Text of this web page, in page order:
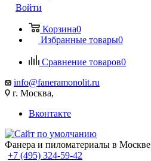
Войти
Корзина0
Избранные товары0
Сравнение товаров0
info@faneramonolit.ru
г. Москва,
Вконтакте
Фанера и пиломатериалы в Москве
+7 (495) 324-59-42